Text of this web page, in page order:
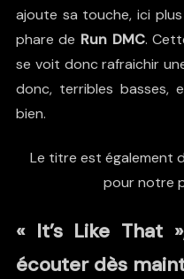
ajoute sa touche, ici
phare de Run DMC.
se voit donc rafraichir
donc, terribles basses,
bien.
Le titre est également
pour notre
« It’s Like That
écouter dès